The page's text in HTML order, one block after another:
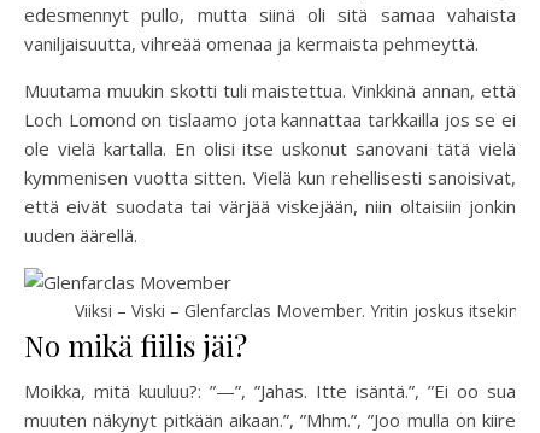
edesmennyt pullo, mutta siinä oli sitä samaa vahaista
vaniljaisuutta, vihreää omenaa ja kermaista pehmeyttä.
Muutama muukin skotti tuli maistettua. Vinkkinä annan, että
Loch Lomond on tislaamo jota kannattaa tarkkailla jos se ei
ole vielä kartalla. En olisi itse uskonut sanovani tätä vielä
kymmenisen vuotta sitten. Vielä kun rehellisesti sanoisivat,
että eivät suodata tai värjää viskejään, niin oltaisiin jonkin
uuden äärellä.
Viiksi – Viski – Glenfarclas Movember. Yritin joskus itsekin
No mikä fiilis jäi?
Moikka, mitä kuuluu?: ”—”, ”Jahas. Itte isäntä.”, ”Ei oo sua
muuten näkynyt pitkään aikaan.”, ”Mhm.”, ”Joo mulla on kiire